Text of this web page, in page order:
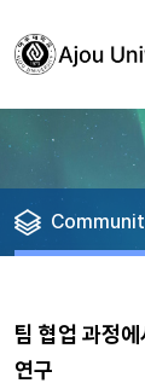
팀 협업 과정
연구